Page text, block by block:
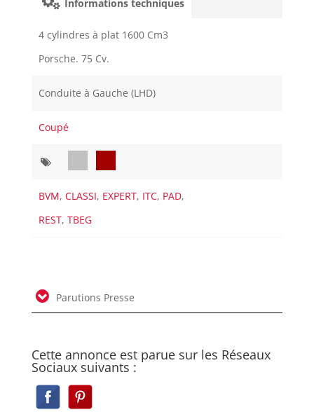
Informations techniques
4 cylindres à plat 1600 Cm3
Porsche. 75 Cv.
Conduite à Gauche (LHD)
Coupé
BVM,CLASSI, EXPERT, ITC, PAD,
REST,TBEG
Parutions Presse
Cette annonce est parue sur les Réseaux
Sociaux suivants :